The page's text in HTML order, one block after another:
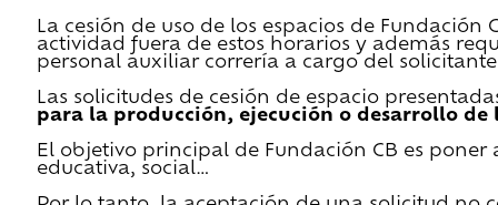
La cesión de uso de los espacios de
actividad fuera de estos horarios y además
personal auxiliar correría a cargo del
Las solicitudes de cesión de espacio
para la producción, ejecución o desarrollo de
El objetivo principal de Fundación CB es
educativa, social…